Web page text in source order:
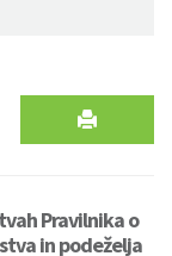
Pravilnika o
in podeželja